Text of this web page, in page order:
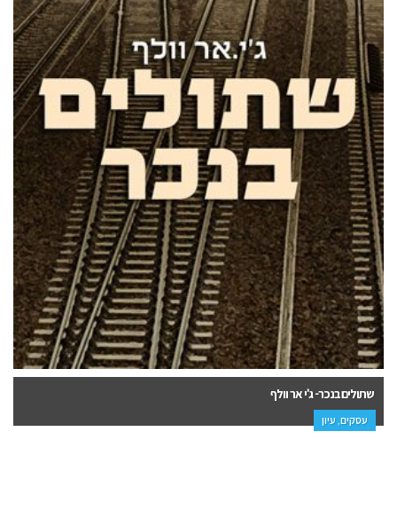
שנת ההתפתחות – עומר האן
פנאי, עיון